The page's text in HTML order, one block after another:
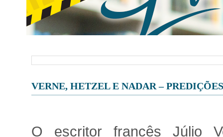
VERNE, HETZEL E NADAR –
O escritor francês Júlio